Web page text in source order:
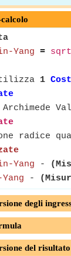
Yang = sqrt
1
radice
Yang -
-
degli
del